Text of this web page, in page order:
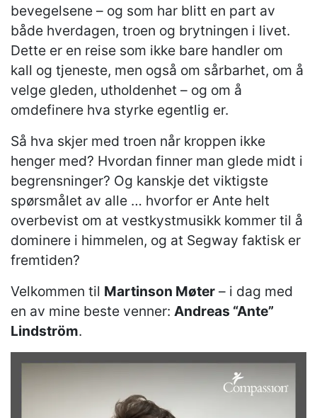
bevegelsene – og som har blitt en part av
både hverdagen, troen og brytningen i livet.
Dette er en reise som ikke bare handler om
kall og tjeneste, men også om sårbarhet, om å
velge gleden, utholdenhet – og om å
omdefinere hva styrke egentlig er.
Så hva skjer med troen når kroppen ikke
henger med? Hvordan finner man glede midt i
begrensninger? Og kanskje det viktigste
spørsmålet av alle … hvorfor er Ante helt
overbevist om at vestkystmusikk kommer til å
dominere i himmelen, og at Segway faktisk er
fremtiden?
Velkommen til Martinson Møter – i dag med
en av mine beste venner: Andreas “Ante”
Lindström.